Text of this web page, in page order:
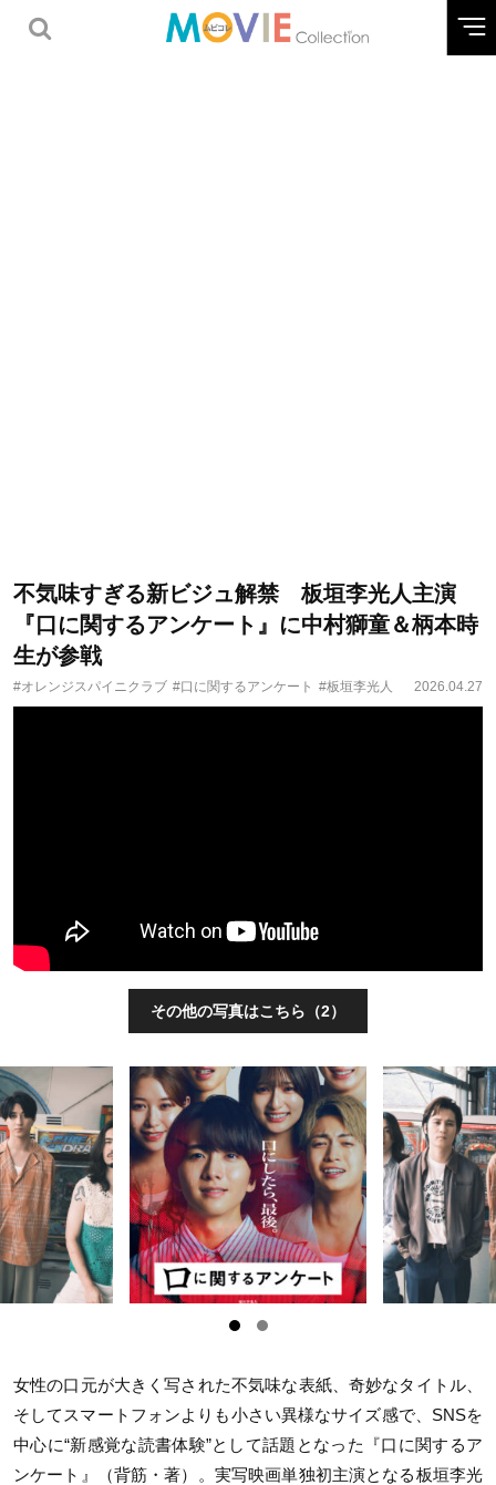
不気味すぎる新ビジュ解禁 板垣李光人主演
『口に関するアンケート』に中村獅童＆柄本時
生が参戦
#オレンジスパイニクラブ #口に関するアンケート #板垣李光人 2026.04.27
その他の写真はこちら（2）
女性の口元が大きく写された不気味な表紙、奇妙なタイトル、
そしてスマートフォンよりも小さい異様なサイズ感で、SNSを
中心に“新感覚な読書体験”として話題となった『口に関するア
ンケート』（背筋・著）。実写映画単独初主演となる板垣李光